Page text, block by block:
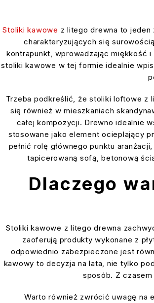
Stoliki kawowe z litego drewna to
charakteryzujących się
kontrapunkt, wprowadzając miękkość
stoliki kawowe w tej formie idealnie
Trzeba podkreślić, że stoliki loftowe z
się również w mieszkaniach
całej kompozycji. Drewno idealnie
stosowane jako element ocieplający
pełnić rolę głównego punktu
tapicerowaną sofą, betonową
Dlaczego
Stoliki kawowe z litego drewna
zaoferują produkty wykonane z
odpowiednio zabezpieczone jest
kawowy to decyzja na lata, nie tylko
sposób. Z
Warto również zwrócić uwagę na